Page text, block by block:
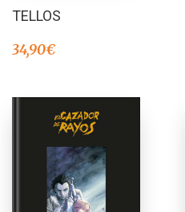
en
3.00
TELLOS
34,90€